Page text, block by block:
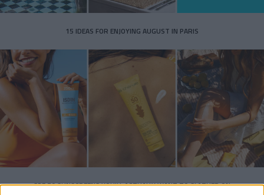
15 IDEAS FOR ENJOYING AUGUST IN PARIS
SPF 50 SUNSCREENS YOU'LL ACTUALLY WANT TO SLATHER ON